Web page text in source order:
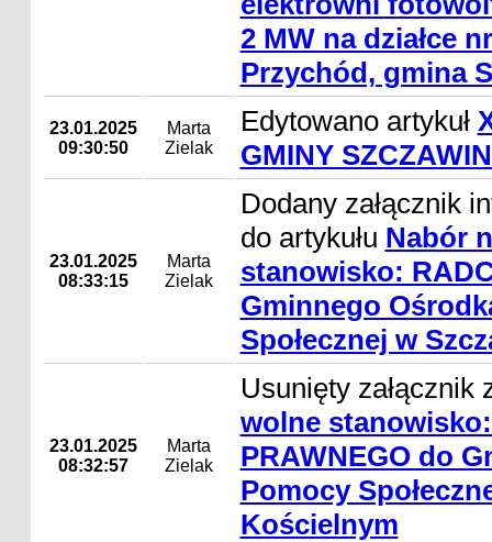
2 MW na działce
Przychód, gmina
23.01.2025
09:30:50
Marta
Zielak
Edytowano artykuł
GMINY
23.01.2025
08:33:15
Marta
Zielak
Dodany załącznik
do artykułu Nabór
stanowisko:
Gminnego
Społecznej w
23.01.2025
08:32:57
Marta
Zielak
Usunięty załącznik
wolne
PRAWNEGO do
Pomocy
Kościelnym